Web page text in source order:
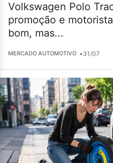
Volkswagen Polo
promoção e
bom, mas...
MERCADO AUTOMOTIVO •31/07